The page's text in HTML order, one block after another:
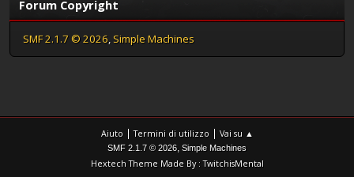
Forum Copyright
SMF 2.1.7 © 2026, Simple Machines
Aiuto |Termini di utilizzo | Vai su ▲
SMF 2.1.7 © 2026 Simple Machines
Hextech Theme Made By : TwitchisMental